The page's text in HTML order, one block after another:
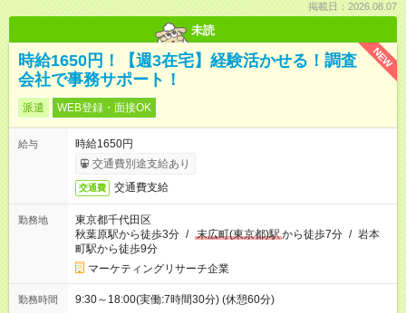
掲載日：2026.08.07
未読
NEW
時給1650円！【週3在宅】経験活かせる！調査
会社で事務サポート！
派遣 WEB登録・面接OK
給与
時給1650円
交通費別途支給あり
交通費 交通費支給
勤務地
東京都千代田区
秋葉原駅から徒歩3分 / 末広町(東京都)駅から徒歩7分 / 岩本
町駅から徒歩9分
マーケティングリサーチ企業
勤務時間 9:30～18:00(実働:7時間30分) (休憩60分)